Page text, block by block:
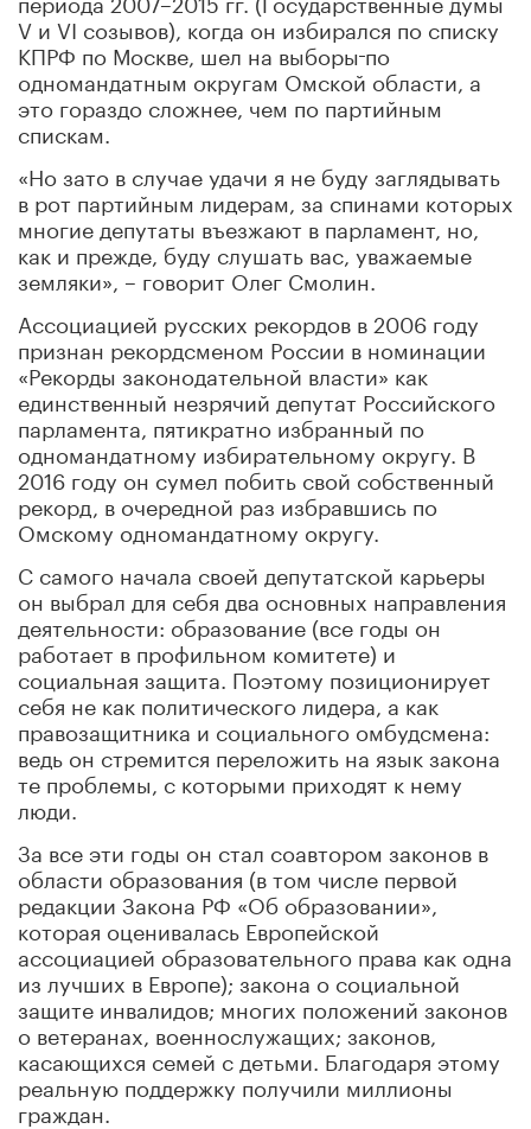
V и VI созывов), когда он избирался по списку
КПРФ по Москве, шел на выборы по
одномандатным округам Омской области, а
это гораздо сложнее, чем по партийным
спискам.
«Но зато в случае удачи я не буду заглядывать
в рот партийным лидерам, за спинами которых
многие депутаты въезжают в парламент, но,
как и прежде, буду слушать вас, уважаемые
земляки», – говорит Олег Смолин.
Ассоциацией русских рекордов в 2006 году
признан рекордсменом России в номинации
«Рекорды законодательной власти» как
единственный незрячий депутат Российского
парламента, пятикратно избранный по
одномандатному избирательному округу. В
2016 году он сумел побить свой собственный
рекорд, в очередной раз избравшись по
Омскому одномандатному округу.
С самого начала своей депутатской карьеры
он выбрал для себя два основных направления
деятельности: образование (все годы он
работает в профильном комитете) и
социальная защита. Поэтому позиционирует
себя не как политического лидера, а как
правозащитника и социального омбудсмена:
ведь он стремится переложить на язык закона
те проблемы, с которыми приходят к нему
люди.
За все эти годы он стал соавтором законов в
области образования (в том числе первой
редакции Закона РФ «Об образовании»,
которая оценивалась Европейской
ассоциацией образовательного права как одна
из лучших в Европе); закона о социальной
защите инвалидов; многих положений законов
о ветеранах, военнослужащих; законов,
касающихся семей с детьми. Благодаря этому
реальную поддержку получили миллионы
граждан.